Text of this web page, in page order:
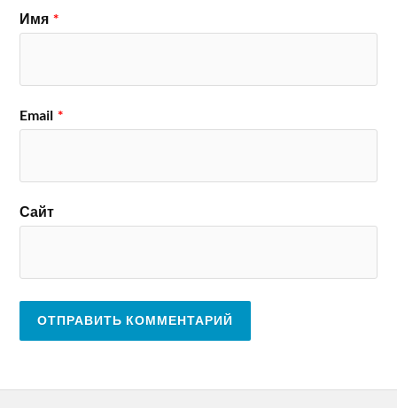
Имя *
Email *
Сайт